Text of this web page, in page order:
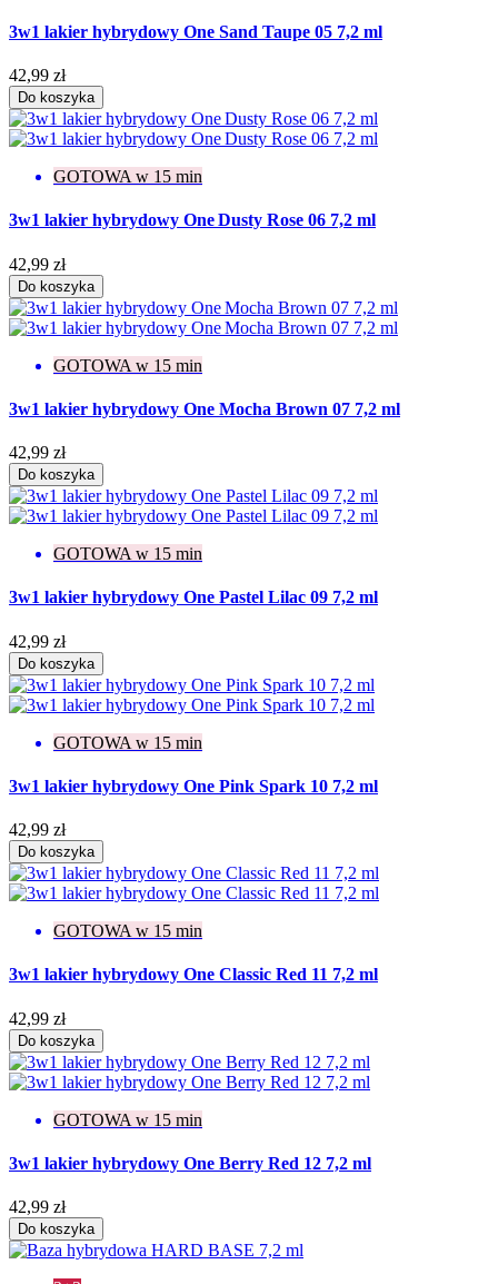
3w1 lakier hybrydowy One Sand Taupe 05 7,2 ml
42,99 zł
Do koszyka
GOTOWA w 15 min
3w1 lakier hybrydowy One Dusty Rose 06 7,2 ml
42,99 zł
Do koszyka
GOTOWA w 15 min
3w1 lakier hybrydowy One Mocha Brown 07 7,2 ml
42,99 zł
Do koszyka
GOTOWA w 15 min
3w1 lakier hybrydowy One Pastel Lilac 09 7,2 ml
42,99 zł
Do koszyka
GOTOWA w 15 min
3w1 lakier hybrydowy One Pink Spark 10 7,2 ml
42,99 zł
Do koszyka
GOTOWA w 15 min
3w1 lakier hybrydowy One Classic Red 11 7,2 ml
42,99 zł
Do koszyka
GOTOWA w 15 min
3w1 lakier hybrydowy One Berry Red 12 7,2 ml
42,99 zł
Do koszyka